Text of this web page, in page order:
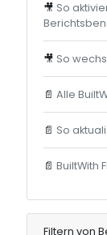
🎥 So
🎥 So
📄 Alle
📄 So
📄 BuiltWith
Filtern von